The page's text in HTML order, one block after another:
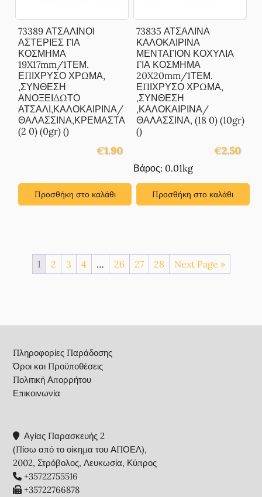
73389 ΑΤΣΑΛΙΝΟΙ
ΑΣΤΕΡΙΕΣ ΓΙΑ
ΚΟΣΜΗΜΑ
19X17mm/1ΤΕΜ.
ΕΠΙΧΡΥΣΟ ΧΡΩΜΑ,
,ΣΥΝΘΕΣΗ
ΑΝΟΞΕΙΔΩΤΟ
ΑΤΣΑΛΙ,ΚΑΛΟΚΑΙΡΙΝΑ/
ΘΑΛΑΣΣΙΝΑ,ΚΡΕΜΑΣΤΑ
(2 0) (0gr) ()
€1.90
Προσθήκη στο καλάθι
73835 ΑΤΣΑΛΙΝΑ
ΚΑΛΟΚΑΙΡΙΝΑ
ΜΕΝΤΑΓΙΟΝ ΚΟΧΥΛΙΑ
ΓΙΑ ΚΟΣΜΗΜΑ
20X20mm/1ΤΕΜ.
ΕΠΙΧΡΥΣΟ ΧΡΩΜΑ,
,ΣΥΝΘΕΣΗ
,ΚΑΛΟΚΑΙΡΙΝΑ/
ΘΑΛΑΣΣΙΝΑ, (18 0) (10gr)
()
€2.50
Βάρος: 0.01kg
Προσθήκη στο καλάθι
1 2 3 4 … 26 27 28 Next Page »
Πληροφορίες Παράδοσης
Όροι και Προϋποθέσεις
Πολιτική Απορρήτου
Επικοινωνία
Αγίας Παρασκευής 2
(Πίσω από το οίκημα του ΑΠΟΕΛ),
2002, Στρόβολος, Λευκωσία, Κύπρος
+35722755516
+35722766878